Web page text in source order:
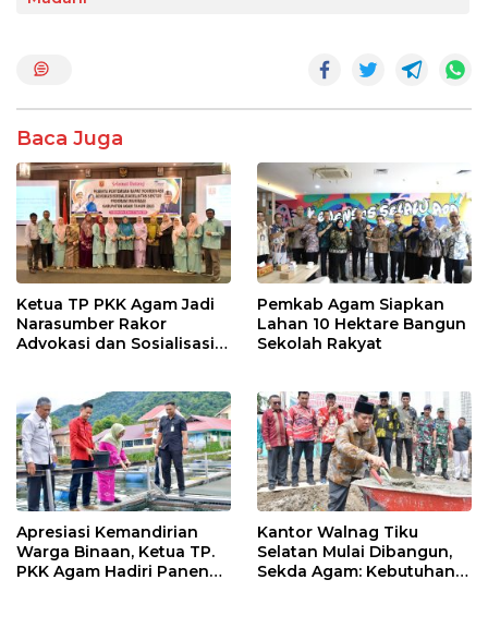
o
k
p
Baca Juga
Ketua TP PKK Agam Jadi
Narasumber Rakor
Advokasi dan Sosialisasi
Pemkab Agam Siapkan
Lahan 10 Hektare Bangun
Sekolah Rakyat
Apresiasi Kemandirian
Warga Binaan, Ketua TP.
PKK Agam Hadiri Panen
Kantor Walnag Tiku
Selatan Mulai Dibangun,
Sekda Agam: Kebutuhan